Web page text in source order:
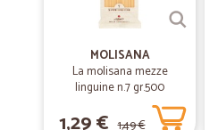
MOLISANA
La molisana mezze
linguine n.7 gr.500
1,49 €